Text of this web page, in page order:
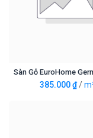
385.000₫ /